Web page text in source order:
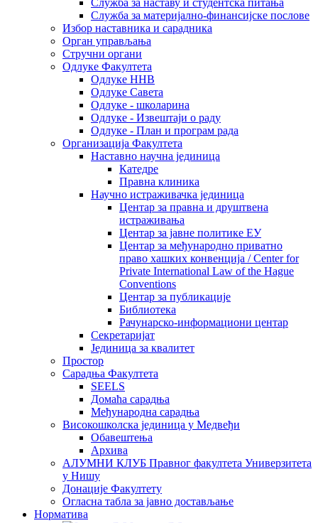
Служба за наставу и студентска питања
Служба за материјално-финансијске послове
Избор наставника и сарадника
Oрган управљања
Стручни органи
Одлуке Факултета
Одлуке ННВ
Одлуке Савета
Одлуке - школарина
Одлуке - Извештаји о раду
Одлуке - План и програм рада
Организација Факултета
Наставно научна јединица
Катедре
Правна клиника
Научно истраживачка јединица
Центар за правна и друштвена
истраживања
Центар за јавне политике ЕУ
Центар за међународно приватно
право хашких конвенција / Center for
Private International Law of the Hague
Conventions
Центар за публикације
Библиотека
Рачунарско-информациони центар
Секретаријат
Јединица за квалитет
Простор
Сарадња Факултета
SEELS
Домаћа сарадња
Међународна сарадња
Високошколска јединица у Медвеђи
Обавештења
Архива
АЛУМНИ КЛУБ Правног факултета Универзитета
у Нишу
Донације Факултету
Огласна табла за јавно достављање
Норматива